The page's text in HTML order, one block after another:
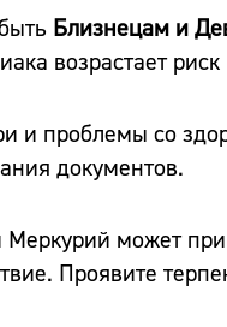
Близнецам и
возрастает
проблемы со
документов.
Меркурий может
Проявите